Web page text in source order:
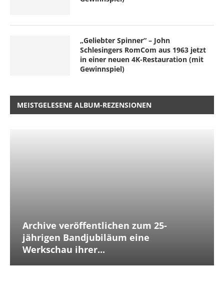
„Geliebter Spinner“ – John
Schlesingers RomCom aus 1963 jetzt
in einer neuen 4K-Restauration (mit
Gewinnspiel)
MEISTGELESENE ALBUM-REZENSIONEN
Archive veröffentlichen zum 25-
jährigen Bandjubiläum eine
Werkschau ihrer...